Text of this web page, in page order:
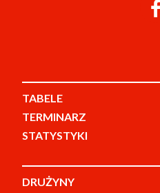
TABELE
TERMINARZ
STATYSTYKI
DRUŻYNY